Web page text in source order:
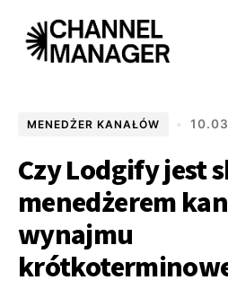
MENEDŻER KANAŁÓW •
Czy Lodgify jest
menedżerem
wynajmu